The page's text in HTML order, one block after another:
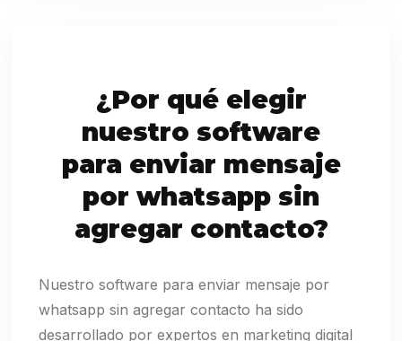
¿Por qué elegir
nuestro software
para enviar mensaje
por whatsapp sin
agregar contacto?
Nuestro software para enviar mensaje por
whatsapp sin agregar contacto ha sido
desarrollado por expertos en marketing digital